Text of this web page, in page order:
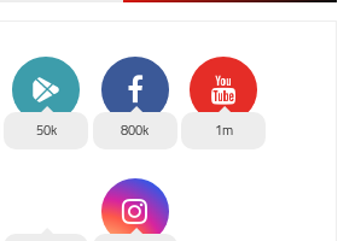
1m
800k
50k